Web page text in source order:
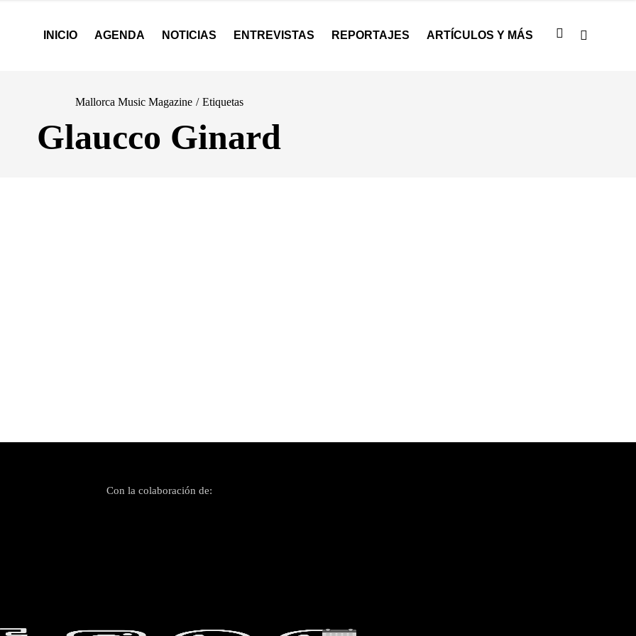
INICIO AGENDA NOTICIAS ENTREVISTAS REPORTAJES ARTÍCULOS Y MÁS
Mallorca Music Magazine / Etiquetas
Glaucco Ginard
Con la colaboración de: